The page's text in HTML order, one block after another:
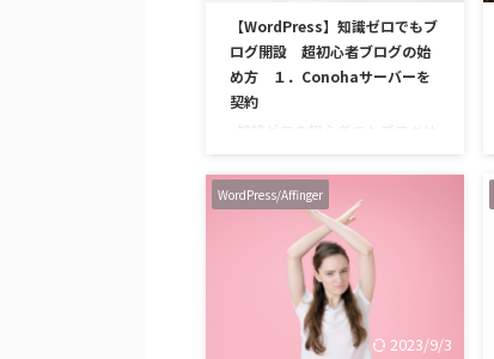
【WordPress】知識ゼロでもブ
ログ開設 超初心者ブログの始
め方 １．Conohaサーバーを
契約
知識ゼロの初心者でもブログは
私にできるかな？と思っていま
したが、簡単でした。ブログ。
悩む時間がもったいなかったと
思うくらい。 どんな人でも簡
単にブログ作成できる時代なん
ですね。 便利なツールも沢山
あるし、インターネットを除け
ばマニュアルもトラブルシュー
WordPress/Affinger
2023/9/3